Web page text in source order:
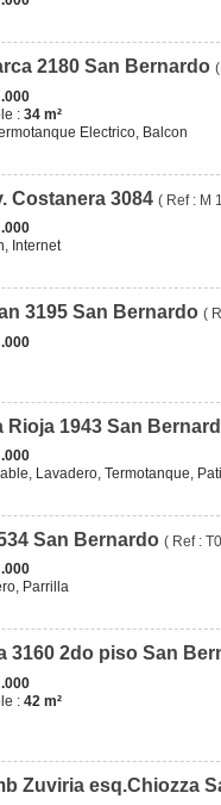
2180 San Bernardo
: 34 m²
Electrico, Balcon
Costanera 3084 ( Ref : M
Internet
3195 San Bernardo (
Rioja 1943 San
Lavadero, Termotanque,
San Bernardo ( Ref :
Parrilla
3160 2do piso San
: 42 m²
Zuviria esq.Chiozza